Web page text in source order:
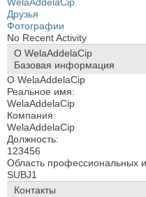
Друзья
Фотографии
No Recent Activity
О WelaAddelaCip
Базовая информация
О WelaAddelaCip
Реальное имя:
WelaAddelaCip
Компания:
WelaAddelaCip
Должность:
123456
Область профессиональных
SUBJ1
Контакты